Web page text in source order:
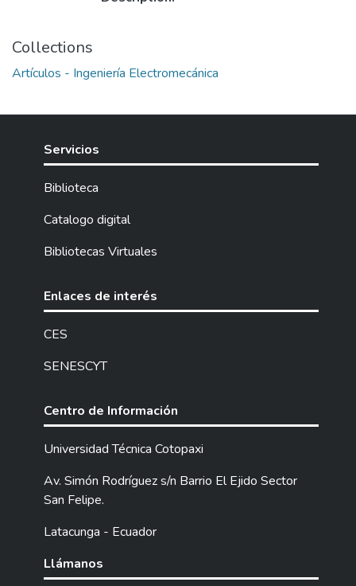
Collections
Artículos - Ingeniería Electromecánica
Servicios
Biblioteca
Catalogo digital
Bibliotecas Virtuales
Enlaces de interés
CES
SENESCYT
Centro de Información
Universidad Técnica Cotopaxi
Av. Simón Rodríguez s/n Barrio El Ejido Sector
San Felipe.
Latacunga - Ecuador
Llámanos